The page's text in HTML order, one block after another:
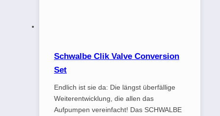
Schwalbe Clik Valve Conversion
Set
Endlich ist sie da: Die längst überfällige
Weiterentwicklung, die allen das
Aufpumpen vereinfacht! Das SCHWALBE